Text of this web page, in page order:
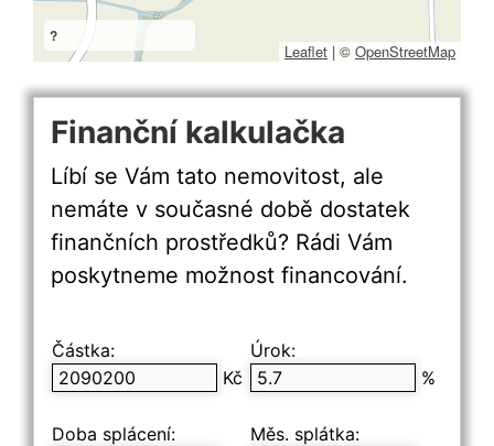
?
Leaflet | © OpenStreetMap
Finanční kalkulačka
Líbí se Vám tato nemovitost, ale
nemáte v současné době dostatek
finančních prostředků? Rádi Vám
poskytneme možnost financování.
Částka:
Kč
Úrok:
%
Doba splácení: Měs. splátka: